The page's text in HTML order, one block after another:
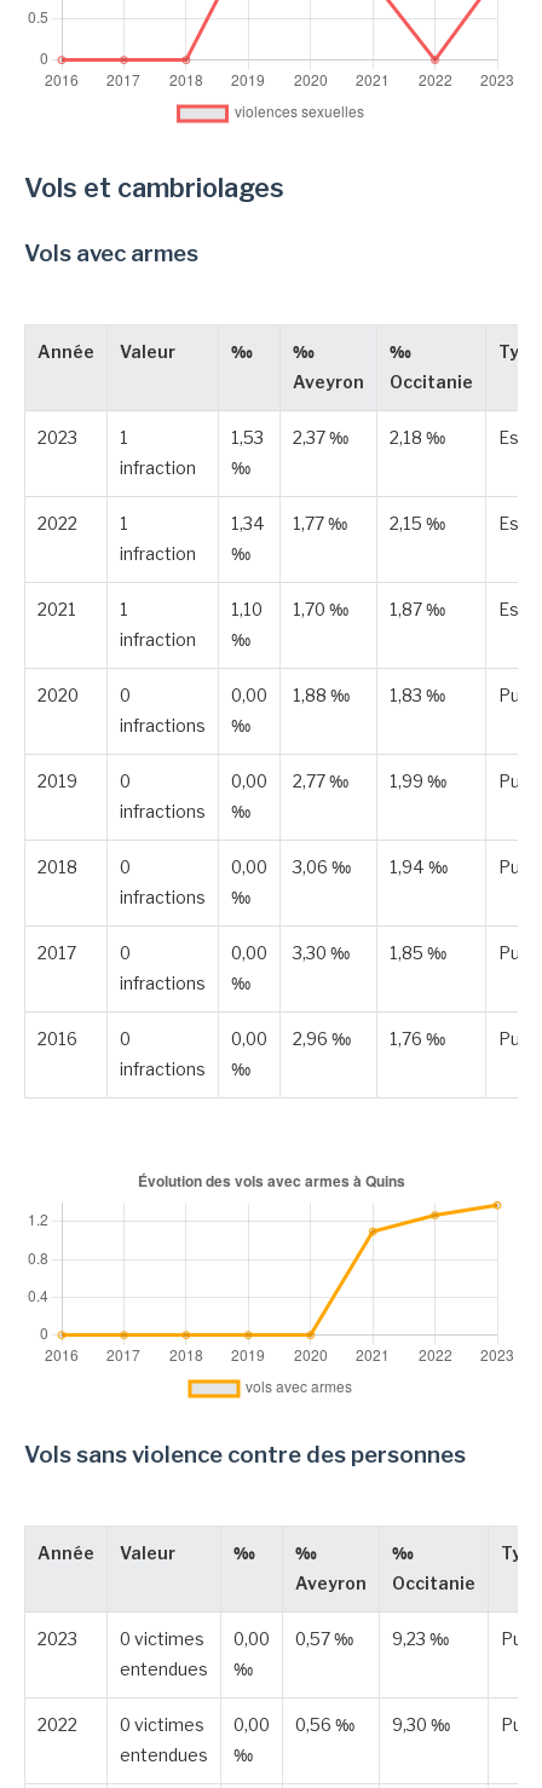
Vols et cambriolages
Vols avec armes
Année Valeur ‰
‰
Aveyron
‰
Occitanie
Type
2023
1
infraction
1,53
‰
2,37 ‰ 2,18 ‰
2022
1
infraction
1,34
‰
1,77 ‰ 2,15 ‰
2021
1
infraction
1,10
‰
1,70 ‰ 1,87 ‰
2020
0
infractions
0,00
‰
1,88 ‰ 1,83 ‰
2019
0
infractions
0,00
‰
2,77 ‰ 1,99 ‰
2018
0
infractions
0,00
‰
3,06 ‰ 1,94 ‰
2017
0
infractions
0,00
‰
3,30 ‰ 1,85 ‰
2016
0
infractions
0,00
‰
2,96 ‰ 1,76 ‰
Vols sans violence contre des personnes
Année Valeur ‰
‰
Aveyron
‰
Occitanie
Type
2023
0 victimes
entendues
0,00
‰
0,57 ‰ 9,23 ‰
2022
0 victimes
entendues
0,00
‰
0,56 ‰ 9,30 ‰